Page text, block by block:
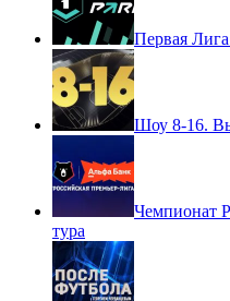
Первая
Шоу 8-16.
Чемпионат
тура